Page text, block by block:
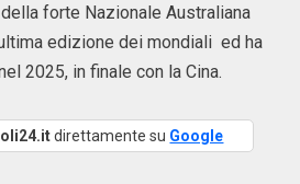
forte Nazionale Australiana
edizione dei mondiali ed ha
2025, in finale con la Cina.
direttamente su Google